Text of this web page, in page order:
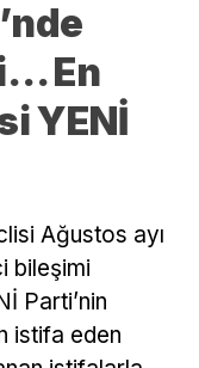
En
YENİ
Ağustos ayı
bileşimi
Parti’nin
istifa eden